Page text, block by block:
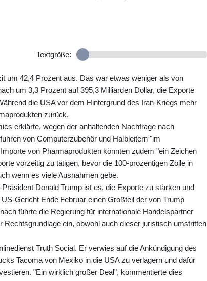
Textgröße:
um 42,4 Prozent aus. Das war etwas weniger als von
um 3,3 Prozent auf 395,3 Milliarden Dollar, die Exporte
die USA vor dem Hintergrund des Iran-Kriegs mehr
zurück.
erklärte, wegen der anhaltenden Nachfrage nach
von Computerzubehör und Halbleitern "im
von Pharmaprodukten könnten zudem "ein Zeichen
vorzeitig zu tätigen, bevor die 100-prozentigen Zölle in
wenn es viele Ausnahmen gebe.
Donald Trump ist es, die Exporte zu stärken und
Gericht Ende Februar einen Großteil der von Trump
führte die Regierung für internationale Handelspartner
Rechtsgrundlage ein, obwohl auch dieser juristisch umstritten
Truth Social. Er verwies auf die Ankündigung des
Tacoma von Mexiko in die USA zu verlagern und dafür
"Ein wirklich großer Deal", kommentierte dies